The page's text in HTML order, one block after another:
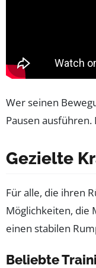
Wer seinen
Pausen
Gezielte
Für alle, die ihren
Möglichkeiten, die
einen stabilen
Beliebte